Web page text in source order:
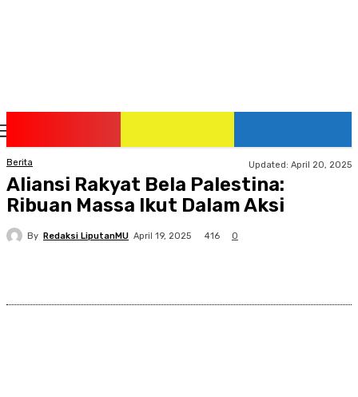
Berita Updated: April 20, 2025
Aliansi Rakyat Bela Palestina:
Ribuan Massa Ikut Dalam Aksi
By Redaksi LiputanMU April 19, 2025 416 0